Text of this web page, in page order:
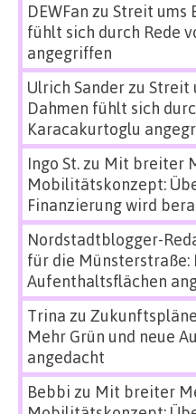
DEWFan zu Streit ums
fühlt sich durch Rede
angegriffen
Ulrich Sanderzu Streit
Dahmen fühlt sich
Karacakurtoglu
Ingo St.zu Mit breiter
Mobilitätskonzept:
Finanzierung wird
Nordstadtblogger-
für die Münsterstraße:
Aufenthaltsflächen
Trina zu
Mehr Grün und neue
angedacht
Bebbi zu Mit breiter